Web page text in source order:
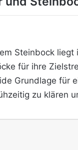
Steinbock
für ihre
Grundlage für
zu klären